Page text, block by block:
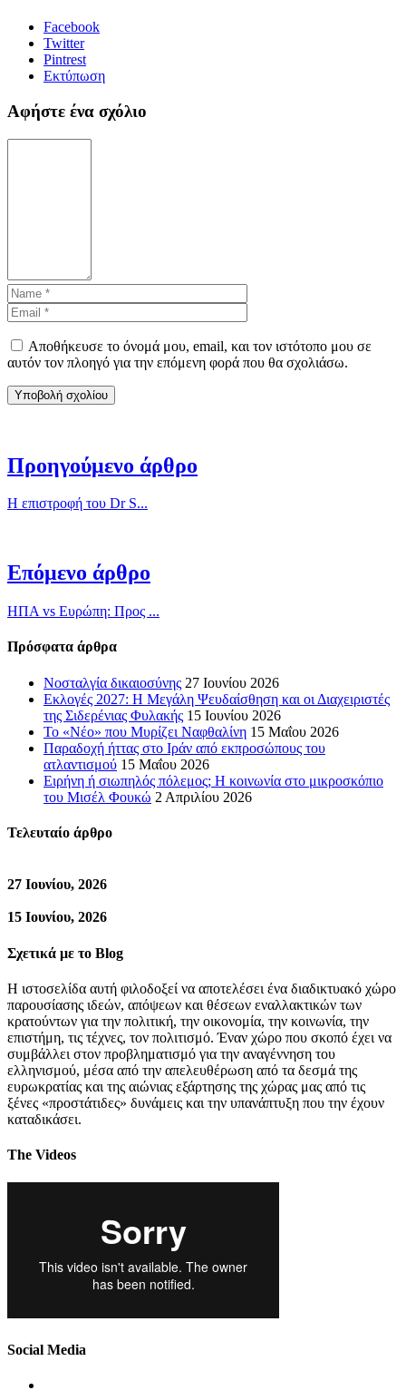
Facebook
Twitter
Pintrest
Εκτύπωση
Αφήστε ένα σχόλιο
Αποθήκευσε το όνομά μου, email, και τον ιστότοπο μου σε
αυτόν τον πλοηγό για την επόμενη φορά που θα σχολιάσω.
Προηγούμενο άρθρο
Η επιστροφή του Dr S...
Επόμενο άρθρο
ΗΠΑ vs Ευρώπη: Προς ...
Πρόσφατα άρθρα
Νοσταλγία δικαιοσύνης 27 Ιουνίου 2026
Εκλογές 2027: Η Μεγάλη Ψευδαίσθηση και οι Διαχειριστές
της Σιδερένιας Φυλακής 15 Ιουνίου 2026
Το «Νέο» που Μυρίζει Ναφθαλίνη 15 Μαΐου 2026
Παραδοχή ήττας στο Ιράν από εκπροσώπους του
ατλαντισμού 15 Μαΐου 2026
Ειρήνη ή σιωπηλός πόλεμος; Η κοινωνία στο μικροσκόπιο
του Μισέλ Φουκώ 2 Απριλίου 2026
Τελευταίο άρθρο
27 Ιουνίου, 2026
15 Ιουνίου, 2026
Σχετικά με το Blog
Η ιστοσελίδα αυτή φιλοδοξεί να αποτελέσει ένα διαδικτυακό χώρο
παρουσίασης ιδεών, απόψεων και θέσεων εναλλακτικών των
κρατούντων για την πολιτική, την οικονομία, την κοινωνία, την
επιστήμη, τις τέχνες, τον πολιτισμό. Έναν χώρο που σκοπό έχει να
συμβάλλει στον προβληματισμό για την αναγέννηση του
ελληνισμού, μέσα από την απελευθέρωση από τα δεσμά της
ευρωκρατίας και της αιώνιας εξάρτησης της χώρας μας από τις
ξένες «προστάτιδες» δυνάμεις και την υπανάπτυξη που την έχουν
καταδικάσει.
The Videos
Social Media